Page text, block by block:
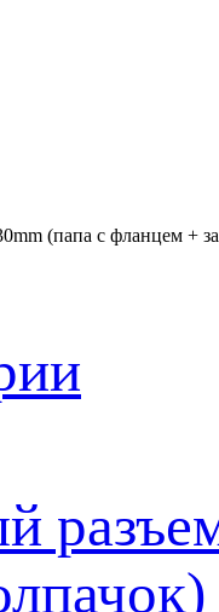
(папа с фланцем +